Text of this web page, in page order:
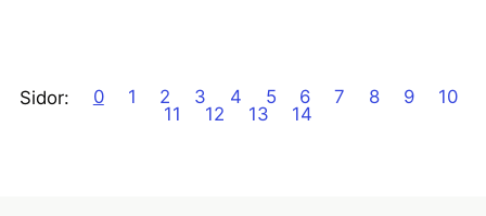
Sidor: 0 1 2 3 4 5 6 7 8 9
10
11
12 13 14